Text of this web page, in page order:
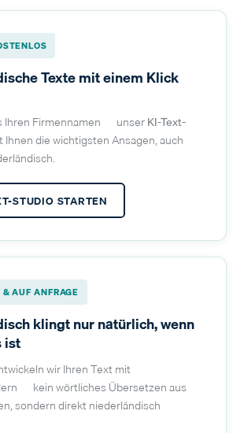
Texte mit einem Klick
Ihren Firmennamen — unserKI-Text-
Ihnen die wichtigsten Ansagen, auch
STUDIO STARTEN
AUF ANFRAGE
klingt nur natürlich, wenn
ist
wir Ihren Text mit
— kein wörtliches Übersetzen aus
sondern direkt niederländisch